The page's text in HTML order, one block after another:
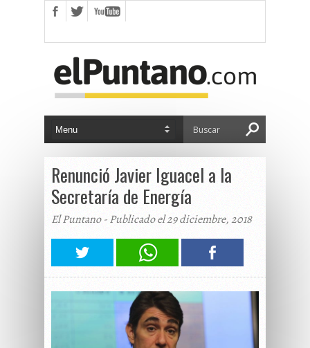
Renunció Javier Iguacel a la
Secretaría de Energía
El Puntano - Publicado el 29 diciembre, 2018